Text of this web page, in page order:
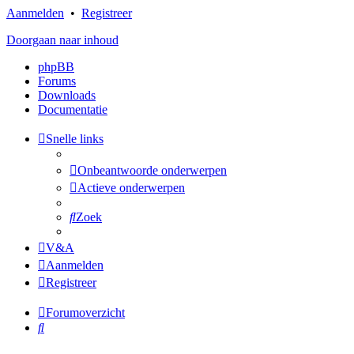
Aanmelden • Registreer
Doorgaan naar inhoud
phpBB
Forums
Downloads
Documentatie
Snelle links
Onbeantwoorde onderwerpen
Actieve onderwerpen
Zoek
V&A
Aanmelden
Registreer
Forumoverzicht
Zoek